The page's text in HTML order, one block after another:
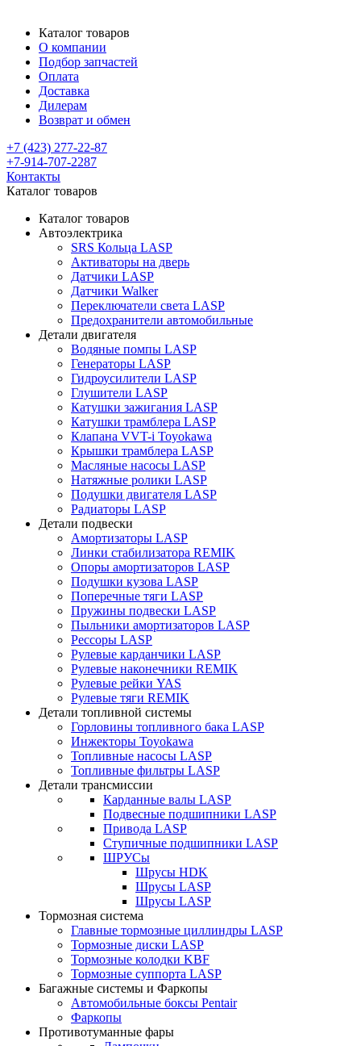
Каталог товаров
О компании
Подбор запчастей
Оплата
Доставка
Дилерам
Возврат и обмен
+7 (423) 277-22-87
+7-914-707-2287
Контакты
Каталог товаров
Каталог товаров
Автоэлектрика
SRS Кольца LASP
Активаторы на дверь
Датчики LASP
Датчики Walker
Переключатели света LASP
Предохранители автомобильные
Детали двигателя
Водяные помпы LASP
Генераторы LASP
Гидроусилители LASP
Глушители LASP
Катушки зажигания LASP
Катушки трамблера LASP
Клапана VVT-i Toyokawa
Крышки трамблера LASP
Масляные насосы LASP
Натяжные ролики LASP
Подушки двигателя LASP
Радиаторы LASP
Детали подвески
Амортизаторы LASP
Линки стабилизатора REMIK
Опоры амортизаторов LASP
Подушки кузова LASP
Поперечные тяги LASP
Пружины подвески LASP
Пыльники амортизаторов LASP
Рессоры LASP
Рулевые карданчики LASP
Рулевые наконечники REMIK
Рулевые рейки YAS
Рулевые тяги REMIK
Детали топливной системы
Горловины топливного бака LASP
Инжекторы Toyokawa
Топливные насосы LASP
Топливные фильтры LASP
Детали трансмиссии
Карданные валы LASP
Подвесные подшипники LASP
Привода LASP
Ступичные подшипники LASP
ШРУСы
Шрусы HDK
Шрусы LASP
Шрусы LASP
Тормозная система
Главные тормозные циллиндры LASP
Тормозные диски LASP
Тормозные колодки KBF
Тормозные суппорта LASP
Багажные системы и Фаркопы
Автомобильные боксы Pentair
Фаркопы
Противотуманные фары